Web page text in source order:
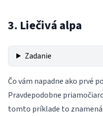
3. Liečivá alpa
Zadanie
Čo vám napadne ako prvé
Pravdepodobne
tomto príklade to znamená